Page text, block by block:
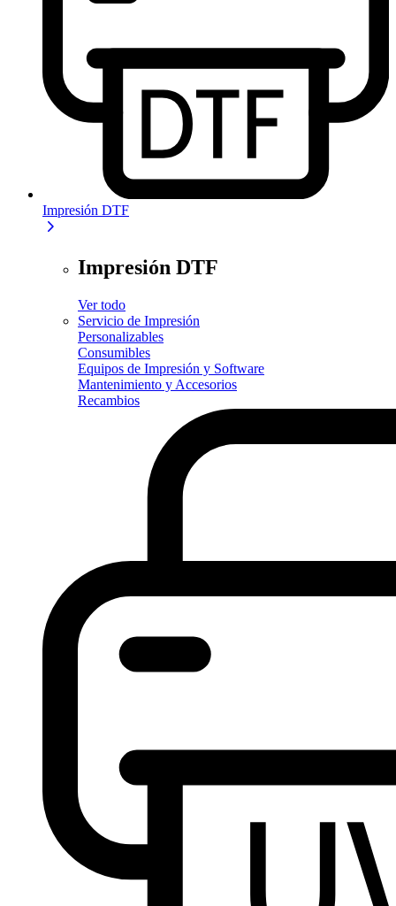
Impresión DTF
Impresión DTF
Ver todo
Servicio de Impresión
Personalizables
Consumibles
Equipos de Impresión y Software
Mantenimiento y Accesorios
Recambios